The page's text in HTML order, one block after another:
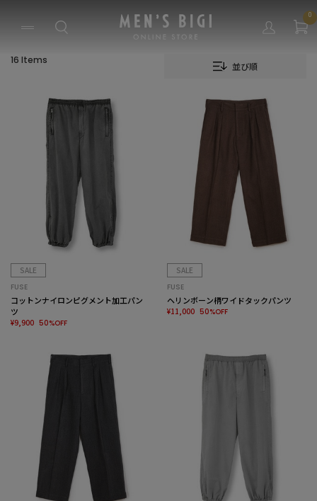
0
16 Items 並び順
SALE
FUSE
コットンナイロンピグメント加工パン
ツ
¥9,900 50%OFF
SALE
FUSE
ヘリンボーン柄ワイドタックパンツ
¥11,000 50%OFF